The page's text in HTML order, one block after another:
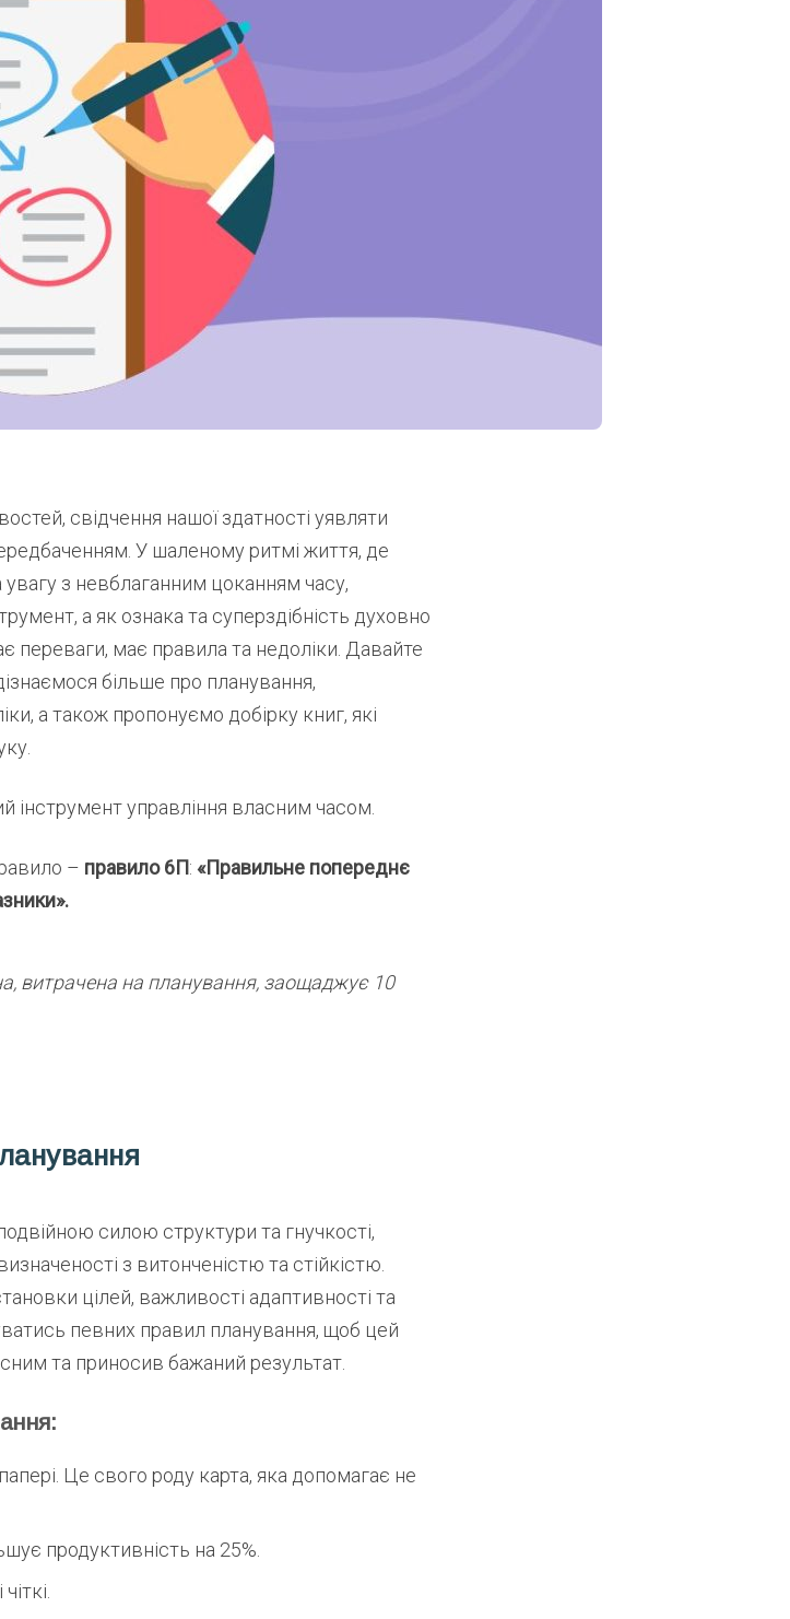
свідчення нашої здатності уявляти
У шаленому ритмі життя, де
увагу з невблаганним цоканням часу,
а як ознака та суперздібність духовно
переваги, має правила та недоліки. Давайте
більше про планування,
а також пропонуємо добірку книг, які
інструмент управління власним часом.
– правило 6П: «Правильне попереднє
витрачена на планування, заощаджує 10
силою структури та гнучкості,
з витонченістю та стійкістю.
цілей, важливості адаптивності та
певних правил планування, щоб цей
та приносив бажаний результат.
Це свого роду карта, яка допомагає не
продуктивність на 25%.